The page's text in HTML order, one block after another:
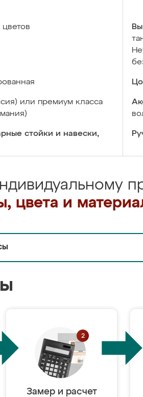
или премиум класса
стойки и навески,
цвета и
Замер и расчет